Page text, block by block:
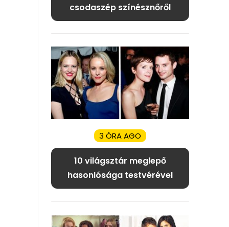
csodaszép színésznőről
3 ÓRA AGO
10 világsztár meglepő
hasonlósága testvérével